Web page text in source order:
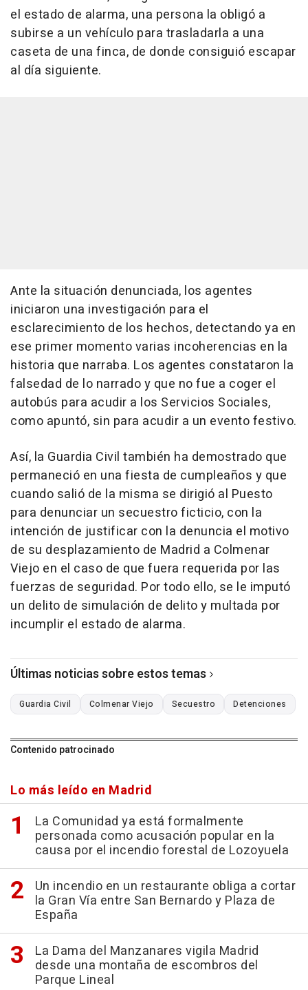
el estado de alarma, una persona la obligó a
subirse a un vehículo para trasladarla a una
caseta de una finca, de donde consiguió escapar
al día siguiente.
Ante la situación denunciada, los agentes
iniciaron una investigación para el
esclarecimiento de los hechos, detectando ya en
ese primer momento varias incoherencias en la
historia que narraba. Los agentes constataron la
falsedad de lo narrado y que no fue a coger el
autobús para acudir a los Servicios Sociales,
como apuntó, sin para acudir a un evento festivo.
Así, la Guardia Civil también ha demostrado que
permaneció en una fiesta de cumpleaños y que
cuando salió de la misma se dirigió al Puesto
para denunciar un secuestro ficticio, con la
intención de justificar con la denuncia el motivo
de su desplazamiento de Madrid a Colmenar
Viejo en el caso de que fuera requerida por las
fuerzas de seguridad. Por todo ello, se le imputó
un delito de simulación de delito y multada por
incumplir el estado de alarma.
Últimas noticias sobre estos temas
Guardia Civil Colmenar Viejo Secuestro Detenciones
Contenido patrocinado
Lo más leído en Madrid
La Comunidad ya está formalmente
personada como acusación popular en la
causa por el incendio forestal de Lozoyuela
Un incendio en un restaurante obliga a cortar
la Gran Vía entre San Bernardo y Plaza de
España
La Dama del Manzanares vigila Madrid
desde una montaña de escombros del
Parque Lineal